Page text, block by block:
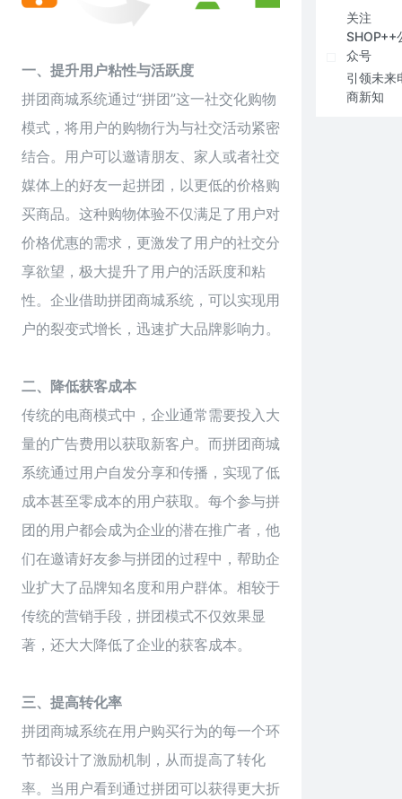
一、提升用户粘性与活跃度
拼团商城系统通过“拼团”这一社交化购物
模式，将用户的购物行为与社交活动紧密
结合。用户可以邀请朋友、家人或者社交
媒体上的好友一起拼团，以更低的价格购
买商品。这种购物体验不仅满足了用户对
价格优惠的需求，更激发了用户的社交分
享欲望，极大提升了用户的活跃度和粘
性。企业借助拼团商城系统，可以实现用
户的裂变式增长，迅速扩大品牌影响力。
二、降低获客成本
传统的电商模式中，企业通常需要投入大
量的广告费用以获取新客户。而拼团商城
系统通过用户自发分享和传播，实现了低
成本甚至零成本的用户获取。每个参与拼
团的用户都会成为企业的潜在推广者，他
们在邀请好友参与拼团的过程中，帮助企
业扩大了品牌知名度和用户群体。相较于
传统的营销手段，拼团模式不仅效果显
著，还大大降低了企业的获客成本。
三、提高转化率
拼团商城系统在用户购买行为的每一个环
节都设计了激励机制，从而提高了转化
率。当用户看到通过拼团可以获得更大折
关注
SHOP++
众号
引领未来
商新知